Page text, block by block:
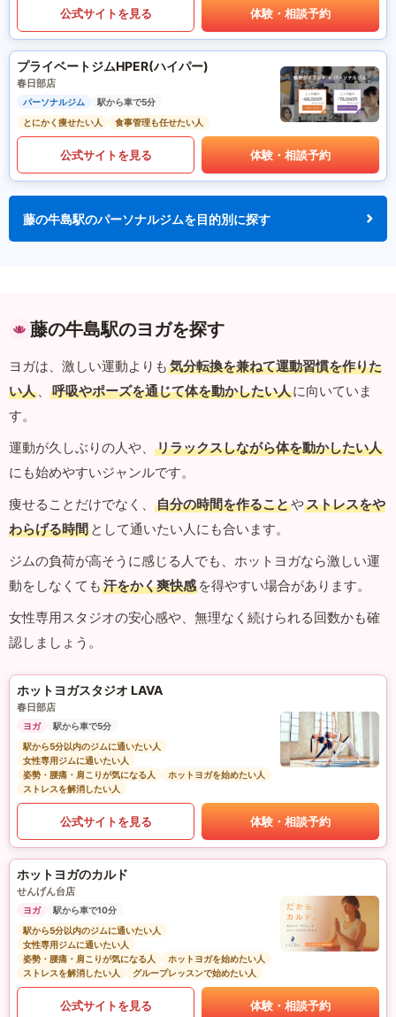
公式サイトを見る 体験・相談予約
プライベートジムHPER(ハイパー)
春日部店
パーソナルジム
駅から車で5分
とにかく痩せたい人
食事管理も任せたい人
公式サイトを見る 体験・相談予約
藤の牛島駅のパーソナルジムを目的別に探す
藤の牛島駅のヨガを探す
ヨガは、激しい運動よりも 気分転換を兼ねて運動習慣を作りた
い人 、 呼吸やポーズを通じて体を動かしたい人に向いていま
す。
運動が久しぶりの人や、
リラックスしながら体を動かしたい人
にも始めやすいジャンルです。
痩せることだけでなく、
自分の時間を作ることやストレスをや
わらげる時間 として通いたい人にも合います。
ジムの負荷が高そうに感じる人でも、ホットヨガなら激しい運
動をしなくても 汗をかく爽快感 を得やすい場合があります。
女性専用スタジオの安心感や、無理なく続けられる回数かも確
認しましょう。
ホットヨガスタジオ LAVA
春日部店
ヨガ
駅から車で5分
駅から5分以内のジムに通いたい人
女性専用ジムに通いたい人
姿勢・腰痛・肩こりが気になる人
ホットヨガを始めたい人
ストレスを解消したい人
公式サイトを見る 体験・相談予約
ホットヨガのカルド
せんげん台店
ヨガ
駅から車で10分
駅から5分以内のジムに通いたい人
女性専用ジムに通いたい人
姿勢・腰痛・肩こりが気になる人
ホットヨガを始めたい人
ストレスを解消したい人
グループレッスンで始めたい人
公式サイトを見る 体験・相談予約